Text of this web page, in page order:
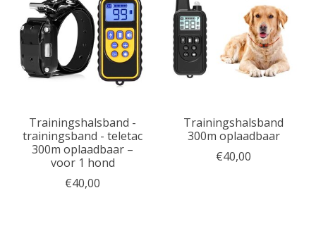
Trainingshalsband -
trainingsband - teletac
300m oplaadbaar –
voor 1 hond
€40,00
Trainingshalsband
300m oplaadbaar
€40,00